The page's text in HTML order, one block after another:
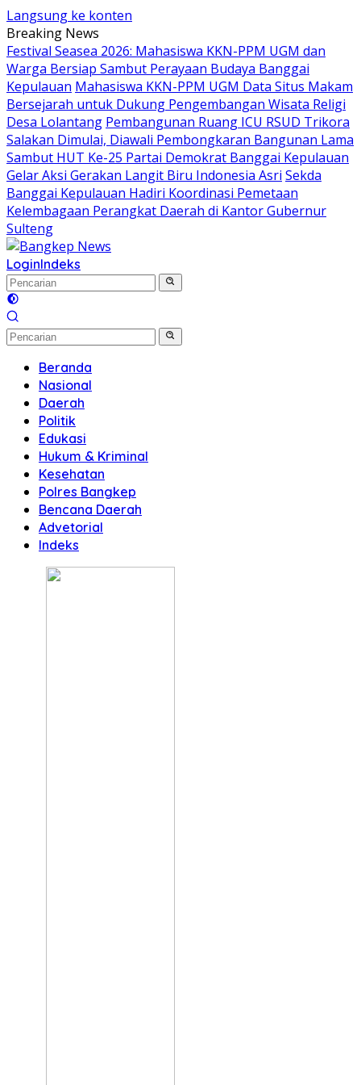
Langsung ke konten
Breaking News
Festival Seasea 2026: Mahasiswa KKN-PPM UGM dan
Warga Bersiap Sambut Perayaan Budaya Banggai
Kepulauan Mahasiswa KKN-PPM UGM Data Situs Makam
Bersejarah untuk Dukung Pengembangan Wisata Religi
Desa Lolantang Pembangunan Ruang ICU RSUD Trikora
Salakan Dimulai, Diawali Pembongkaran Bangunan Lama
Sambut HUT Ke-25 Partai Demokrat Banggai Kepulauan
Gelar Aksi Gerakan Langit Biru Indonesia Asri Sekda
Banggai Kepulauan Hadiri Koordinasi Pemetaan
Kelembagaan Perangkat Daerah di Kantor Gubernur
Sulteng
LoginIndeks
Beranda
Nasional
Daerah
Politik
Edukasi
Hukum & Kriminal
Kesehatan
Polres Bangkep
Bencana Daerah
Advetorial
Indeks